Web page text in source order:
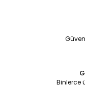
Binlerce